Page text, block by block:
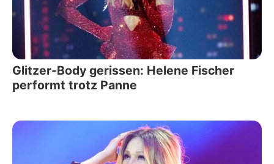
Glitzer-Body gerissen: Helene Fischer
performt trotz Panne